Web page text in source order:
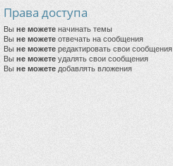
Права доступа
Вы не можете начинать темы
Вы не можете отвечать на сообщения
Вы не можете редактировать свои сообщения
Вы не можете удалять свои сообщения
Вы не можете добавлять вложения